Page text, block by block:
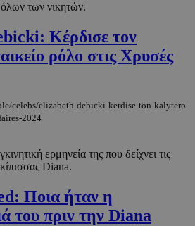
όλων των νικητών.
Kέρδισε τον
ρόλο στις Χρυσές
celebs/elizabeth-debicki-kerdise-ton-kalytero-
2024
ερμηνεία της που δείχνει τις
Diana.
Ποια ήταν η
του πριν την Diana
απαραίτητα
Απόδοσης
Λειτουργικότητας
Μη ταξινομημένα
cookies επιτρέπουν
του ιστότοπου, όπως τη
μπορεί να χρησιμοποιηθεί σωστά
απαραίτητα cookies.
Πεδίο
www.must.com.cy